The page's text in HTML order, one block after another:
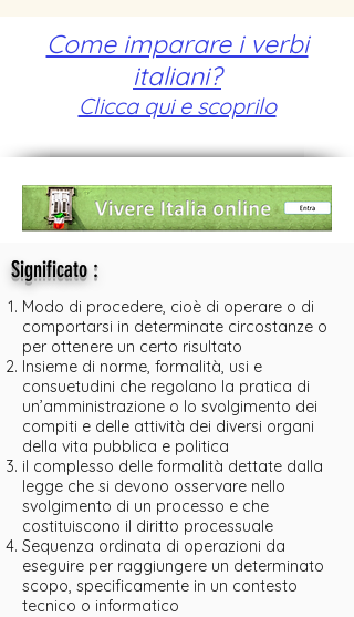
Come imparare i verbi
italiani?
Clicca qui e scoprilo
Significato:
Modo di procedere, cioè di operare o di
comportarsi in determinate circostanze o
per ottenere un certo risultato
Insieme di norme, formalità, usi e
consuetudini che regolano la pratica di
un’amministrazione o lo svolgimento dei
compiti e delle attività dei diversi organi
della vita pubblica e politica
il complesso delle formalità dettate dalla
legge che si devono osservare nello
svolgimento di un processo e che
costituiscono il diritto processuale
Sequenza ordinata di operazioni da
eseguire per raggiungere un determinato
scopo, specificamente in un contesto
tecnico o informatico